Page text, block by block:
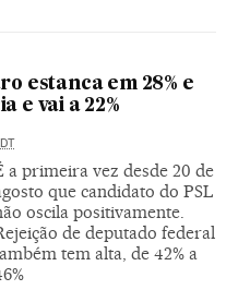
estanca em 28% e
e vai a 22%
a primeira vez desde 20 de
que candidato do PSL
oscila positivamente.
de deputado federal
tem alta, de 42% a